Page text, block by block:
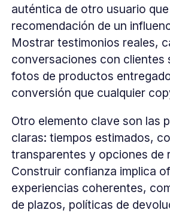
auténtica de otro usuario
recomendación de un
Mostrar testimonios reales,
conversaciones con clientes
fotos de productos
conversión que cualquier
Otro elemento clave son las
claras: tiempos estimados,
transparentes y opciones de
Construir confianza implica
experiencias coherentes,
de plazos, políticas de